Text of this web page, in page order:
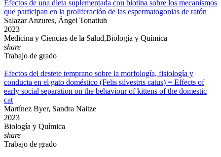
Efectos de una dieta suplementada con biotina sobre los mecanismos
que participan en la proliferación de las espermatogonias de ratón
Salazar Anzures, Ángel Tonatiuh
2023
Medicina y Ciencias de la Salud,Biología y Química
share
Trabajo de grado
Efectos del destete temprano sobre la morfología, fisiología y
conducta en el gato doméstico (Felis silvestris catus) = Effects of
early social separation on the behaviour of kittens of the domestic
cat
Martínez Byer, Sandra Naitze
2023
Biología y Química
share
Trabajo de grado